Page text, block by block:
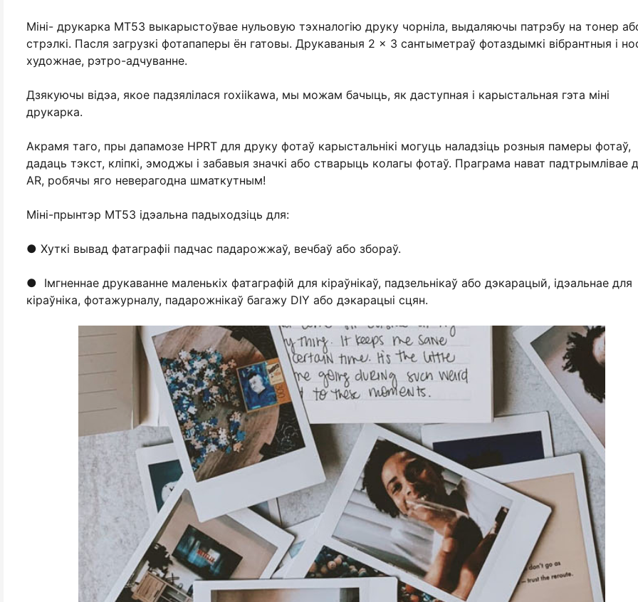
Міні- друкарка MT53 выкарыстоўвае нульовую тэхналогію друку чорніла, выдаляючы патрэбу на тонер
стрэлкі. Пасля загрузкі фотапаперы ён гатовы. Друкаваныя 2 × 3 сантыметраў фотаздымкі вібрантныя і
художнае, рэтро-адчуванне.
Дзякуючы відэа, якое падзялілася roxiikawa, мы можам бачыць, як даступная і карыстальная гэта міні
друкарка.
Акрамя таго, пры дапамозе HPRT для друку фотаў карыстальнікі могуць наладзіць розныя памеры фотаў,
дадаць тэкст, кліпкі, эмоджы і забавыя значкі або стварыць колагы фотаў. Праграма нават падтрымлівае
AR, робячы яго неверагодна шматкутным!
Міні-прынтэр MT53 ідэальна падыходзіць для:
● Хуткі вывад фатаграфіі падчас падарожжаў, вечбаў або збораў.
● Імгненнае друкаванне маленькіх фатаграфій для кіраўнікаў, падзельнікаў або дэкарацый, ідэальнае для
кіраўніка, фотажурналу, падарожнікаў багажу DIY або дэкарацыі сцян.